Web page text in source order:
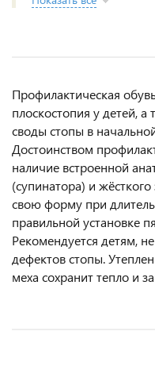
Профилактическая
плоскостопия у детей, а
своды стопы в
Достоинством
наличие встроенной
(супинатора) и
свою форму при
правильной установке
Рекомендуется детям,
дефектов стопы.
меха сохранит тепло и